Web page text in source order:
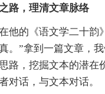
路，理清文章脉络
的《语文学二十韵
。”拿到一篇文章，
路，挖掘文本的潜在
对话，与文本对话。